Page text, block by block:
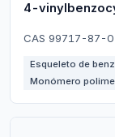
4-
CAS 99717-87-0
Esqueleto de
Monómero